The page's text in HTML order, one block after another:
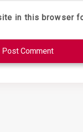
in this browser